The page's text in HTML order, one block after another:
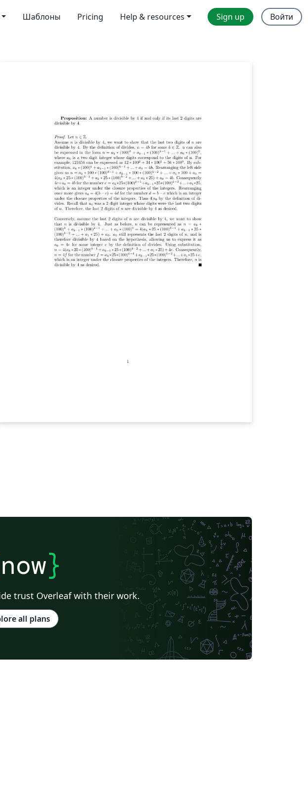
Шаблоны Pricing Help & resources Sign up Войти
now}
trust Overleaf with their work.
all plans